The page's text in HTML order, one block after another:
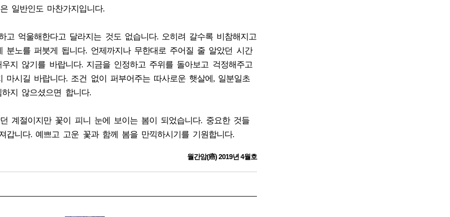
일반인도 마찬가지입니다.
고 억울해한다고 달라지는 것도 없습니다. 오히려 갈수록 비참해지고
분노를 퍼붓게 됩니다. 언제까지나 무한대로 주어질 줄 알았던 시간
지 않기를 바랍니다. 지금을 인정하고 주위를 돌아보고 걱정해주고
마시길 바랍니다. 조건 없이 퍼부어주는 따사로운 햇살에, 일분일초
지 않으셨으면 합니다.
계절이지만 꽃이 피니 눈에 보이는 봄이 되었습니다. 중요한 것들
갑니다. 예쁘고 고운 꽃과 함께 봄을 만끽하시기를 기원합니다.
월간암(癌) 2019년 4월호